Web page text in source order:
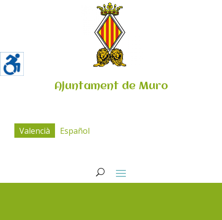
Ajuntament de Muro
Valencià Español